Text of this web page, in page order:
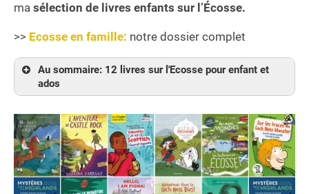
ma sélection de livres enfants sur l’Écosse.
>> Ecosse en famille: notre dossier complet
Au sommaire: 12 livres sur l'Ecosse pour enfant et
ados
Contes de ma ferme en Écosse (livre audio)
Au pays des porteurs de kilt (livre audio)
Le monstre du Loch Ness
Les mini-mondes : les Duchemin en Écosse
Bienvenue dans le Loch Ness bus